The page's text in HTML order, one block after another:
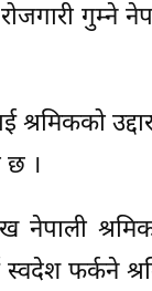
गुम्ने
छ ।
फर्कने